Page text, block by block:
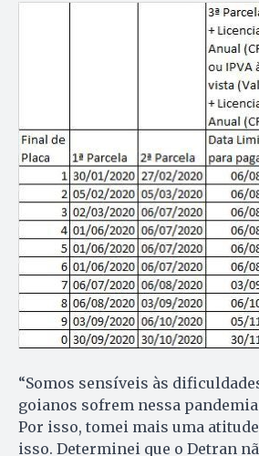
“Somos sensíveis às
goianos sofrem nessa
Por isso, tomei mais uma
isso. Determinei que o Detran